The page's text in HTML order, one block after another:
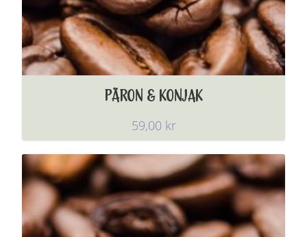
PÄRON & KONJAK
59,00 kr